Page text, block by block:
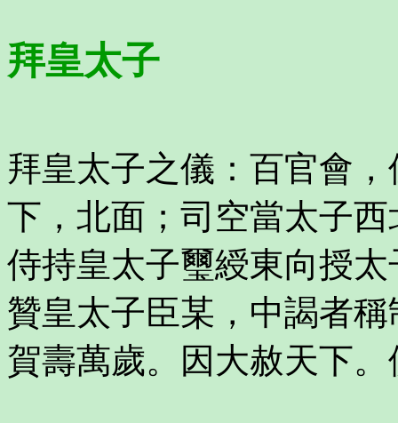
拜皇太子
拜皇太子之儀：百官會
下，北面；司空當太子
侍持皇太子璽綬東向授
贊皇太子臣某，中謁者
賀壽萬歲。因大赦天下